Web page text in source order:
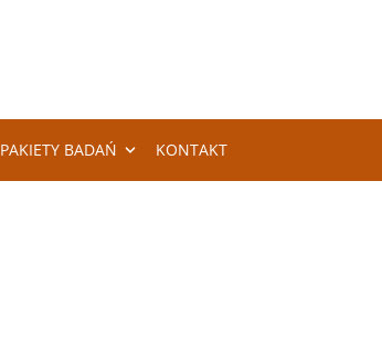
PAKIETY BADAŃ KONTAKT